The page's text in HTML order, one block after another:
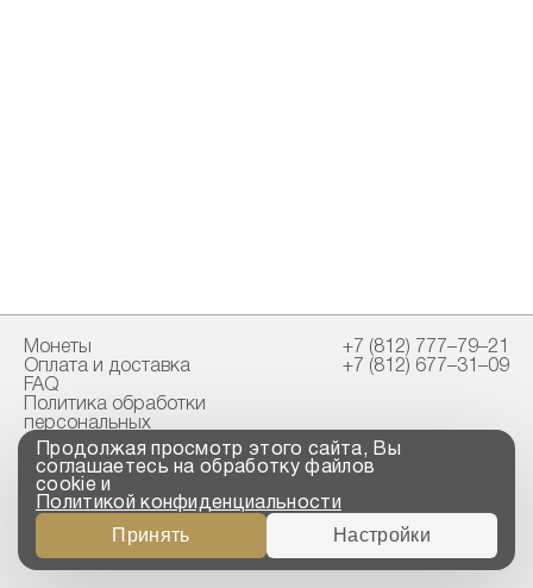
Монеты
Оплата и доставка
FAQ
Политика обработки
персональных
данных
Свидетельство
пробирной палаты
+7 (812) 777–79–21
+7 (812) 677–31–09
Copyright © 2023-2026
“ООО ТРОЙСКИЙ
СТАНДАРТ”
Продолжая просмотр этого сайта, Вы
соглашаетесь на обработку файлов
cookie и
Политикой конфиденциальности
Принять Настройки